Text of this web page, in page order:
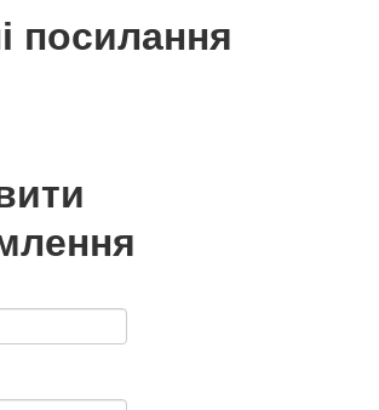
посилання